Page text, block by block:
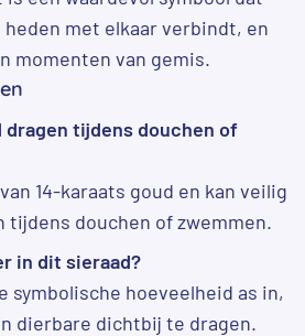
met elkaar verbindt, en
momenten van gemis.
dragen tijdens douchen of
14-karaats goud en kan veilig
tijdens douchen of zwemmen.
in dit sieraad?
symbolische hoeveelheid as in,
dierbare dichtbij te dragen.